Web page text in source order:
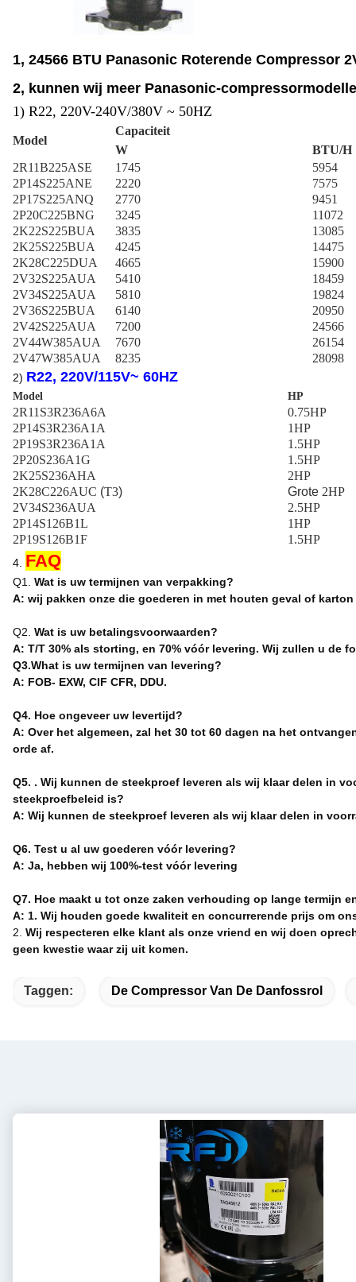
1, 24566 BTU Panasonic Roterende Compressor
2, kunnen wij meer Panasonic-
1) R22, 220V-240V/380V ~ 50HZ
Model
Capaciteit
W
BTU/H
2R11B225ASE
1745
5954
2P14S225ANE
2220
7575
2P17S225ANQ
2770
9451
2P20C225BNG
3245
11072
2K22S225BUA
3835
13085
2K25S225BUA
4245
14475
2K28C225DUA
4665
15900
2V32S225AUA
5410
18459
2V34S225AUA
5810
19824
2V36S225BUA
6140
20950
2V42S225AUA
7200
24566
2V44W385AUA
7670
26154
2V47W385AUA
8235 28098
2) R22, 220V/115V~ 60HZ
Model HP
2R11S3R236A6A
0.75HP
2P14S3R236A1A
1HP
2P19S3R236A1A
1.5HP
2P20S236A1G
1.5HP
2K25S236AHA
2HP
2K28C226AUC (T3) Grote 2HP
2V34S236AUA
2.5HP
2P14S126B1L
1HP
2P19S126B1F
1.5HP
4. FAQ
Q1. Wat is uw termijnen van verpakking?
A: wij pakken onze die goederen in met houten geval of
Q2. Wat is uw betalingsvoorwaarden?
A: T/T 30% als storting, en 70% vóór levering. Wij zullen u
Q3.What is uw termijnen van levering?
A: FOB- EXW, CIF CFR, DDU.
Q4. Hoe ongeveer uw levertijd?
A: Over het algemeen, zal het 30 tot 60 dagen na het
orde af.
Q5. . Wij kunnen de steekproef leveren als wij klaar delen in
steekproefbeleid is?
A: Wij kunnen de steekproef leveren als wij klaar delen in
Q6. Test u al uw goederen vóór levering?
A: Ja, hebben wij 100%-test vóór levering
Q7. Hoe maakt u tot onze zaken verhouding op lange termijn
A: 1. Wij houden goede kwaliteit en concurrerende prijs om
2. Wij respecteren elke klant als onze vriend en wij doen
geen kwestie waar zij uit komen.
Taggen: De Compressor Van De Danfossrol